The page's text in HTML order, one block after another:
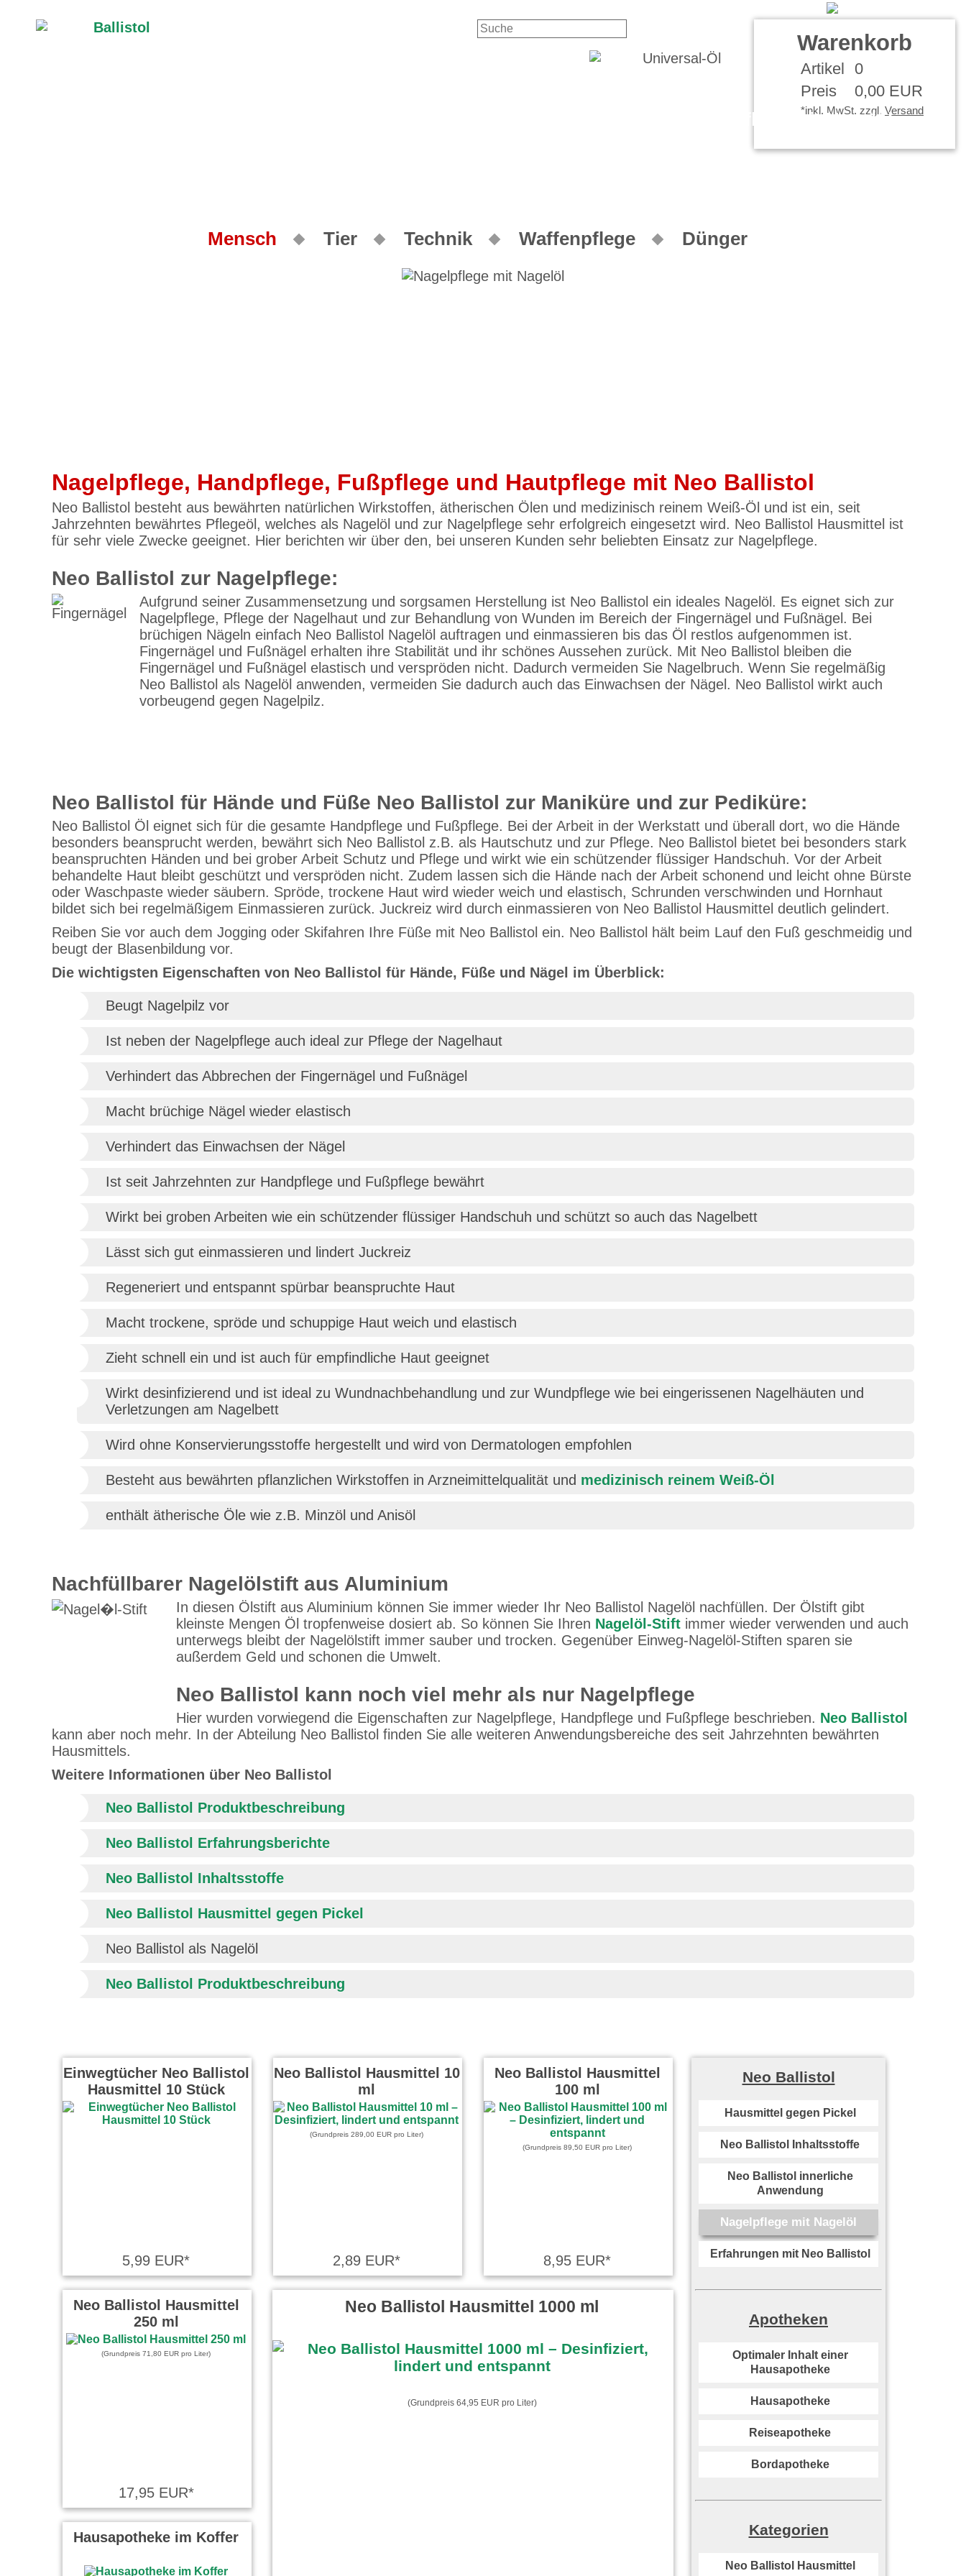
Warenkorb
Artikel
0
Preis
0,00 EUR
*inkl. MwSt. zzgl. Versand
Mensch Tier Technik Waffenpflege Dünger
Nagelpflege mit Nagelöl
Nagelpflege, Handpflege, Fußpflege und Hautpflege mit Neo Ballistol
Neo Ballistol besteht aus bewährten natürlichen Wirkstoffen, ätherischen Ölen und medizinisch reinem Weiß-Öl und ist ein, seit
Jahrzehnten bewährtes Pflegeöl, welches als Nagelöl und zur Nagelpflege sehr erfolgreich eingesetzt wird. Neo Ballistol Hausmittel ist
für sehr viele Zwecke geeignet. Hier berichten wir über den, bei unseren Kunden sehr beliebten Einsatz zur Nagelpflege.
Neo Ballistol zur Nagelpflege:
Aufgrund seiner Zusammensetzung und sorgsamen Herstellung ist Neo Ballistol ein ideales Nagelöl. Es eignet sich zur
Nagelpflege, Pflege der Nagelhaut und zur Behandlung von Wunden im Bereich der Fingernägel und Fußnägel. Bei
brüchigen Nägeln einfach Neo Ballistol Nagelöl auftragen und einmassieren bis das Öl restlos aufgenommen ist.
Fingernägel und Fußnägel erhalten ihre Stabilität und ihr schönes Aussehen zurück. Mit Neo Ballistol bleiben die
Fingernägel und Fußnägel elastisch und verspröden nicht. Dadurch vermeiden Sie Nagelbruch. Wenn Sie regelmäßig
Neo Ballistol als Nagelöl anwenden, vermeiden Sie dadurch auch das Einwachsen der Nägel. Neo Ballistol wirkt auch
vorbeugend gegen Nagelpilz.
Neo Ballistol für Hände und Füße Neo Ballistol zur Maniküre und zur Pediküre:
Neo Ballistol Öl eignet sich für die gesamte Handpflege und Fußpflege. Bei der Arbeit in der Werkstatt und überall dort, wo die Hände
besonders beansprucht werden, bewährt sich Neo Ballistol z.B. als Hautschutz und zur Pflege. Neo Ballistol bietet bei besonders stark
beanspruchten Händen und bei grober Arbeit Schutz und Pflege und wirkt wie ein schützender flüssiger Handschuh. Vor der Arbeit
behandelte Haut bleibt geschützt und verspröden nicht. Zudem lassen sich die Hände nach der Arbeit schonend und leicht ohne Bürste
oder Waschpaste wieder säubern. Spröde, trockene Haut wird wieder weich und elastisch, Schrunden verschwinden und Hornhaut
bildet sich bei regelmäßigem Einmassieren zurück. Juckreiz wird durch einmassieren von Neo Ballistol Hausmittel deutlich gelindert.
Reiben Sie vor auch dem Jogging oder Skifahren Ihre Füße mit Neo Ballistol ein. Neo Ballistol hält beim Lauf den Fuß geschmeidig und
beugt der Blasenbildung vor.
Die wichtigsten Eigenschaften von Neo Ballistol für Hände, Füße und Nägel im Überblick:
Beugt Nagelpilz vor
Ist neben der Nagelpflege auch ideal zur Pflege der Nagelhaut
Verhindert das Abbrechen der Fingernägel und Fußnägel
Macht brüchige Nägel wieder elastisch
Verhindert das Einwachsen der Nägel
Ist seit Jahrzehnten zur Handpflege und Fußpflege bewährt
Wirkt bei groben Arbeiten wie ein schützender flüssiger Handschuh und schützt so auch das Nagelbett
Lässt sich gut einmassieren und lindert Juckreiz
Regeneriert und entspannt spürbar beanspruchte Haut
Macht trockene, spröde und schuppige Haut weich und elastisch
Zieht schnell ein und ist auch für empfindliche Haut geeignet
Wirkt desinfizierend und ist ideal zu Wundnachbehandlung und zur Wundpflege wie bei eingerissenen Nagelhäuten und
Verletzungen am Nagelbett
Wird ohne Konservierungsstoffe hergestellt und wird von Dermatologen empfohlen
Besteht aus bewährten pflanzlichen Wirkstoffen in Arzneimittelqualität und medizinisch reinem Weiß-Öl
enthält ätherische Öle wie z.B. Minzöl und Anisöl
Nachfüllbarer Nagelölstift aus Aluminium
In diesen Ölstift aus Aluminium können Sie immer wieder Ihr Neo Ballistol Nagelöl nachfüllen. Der Ölstift gibt
kleinste Mengen Öl tropfenweise dosiert ab. So können Sie Ihren Nagelöl-Stift immer wieder verwenden und auch
unterwegs bleibt der Nagelölstift immer sauber und trocken. Gegenüber Einweg-Nagelöl-Stiften sparen sie
außerdem Geld und schonen die Umwelt.
Neo Ballistol kann noch viel mehr als nur Nagelpflege
Hier wurden vorwiegend die Eigenschaften zur Nagelpflege, Handpflege und Fußpflege beschrieben. Neo Ballistol
kann aber noch mehr. In der Abteilung Neo Ballistol finden Sie alle weiteren Anwendungsbereiche des seit Jahrzehnten bewährten
Hausmittels.
Weitere Informationen über Neo Ballistol
Neo Ballistol Produktbeschreibung
Neo Ballistol Erfahrungsberichte
Neo Ballistol Inhaltsstoffe
Neo Ballistol Hausmittel gegen Pickel
Neo Ballistol als Nagelöl
Neo Ballistol Produktbeschreibung
Neo Ballistol
Hausmittel gegen Pickel
Neo Ballistol Inhaltsstoffe
Neo Ballistol innerliche
Anwendung
Nagelpflege mit Nagelöl
Erfahrungen mit Neo Ballistol
Apotheken
Optimaler Inhalt einer
Hausapotheke
Hausapotheke
Reiseapotheke
Bordapotheke
Kategorien
Neo Ballistol Hausmittel
Einwegtücher Neo Ballistol
Hausmittel 10 Stück
5,99 EUR*
Neo Ballistol Hausmittel 10
ml
(Grundpreis 289,00 EUR pro Liter)
2,89 EUR*
Neo Ballistol Hausmittel
100 ml
(Grundpreis 89,50 EUR pro Liter)
8,95 EUR*
Neo Ballistol Hausmittel
250 ml
(Grundpreis 71,80 EUR pro Liter)
17,95 EUR*
Neo Ballistol Hausmittel 1000 ml
(Grundpreis 64,95 EUR pro Liter)
Hausapotheke im Koffer